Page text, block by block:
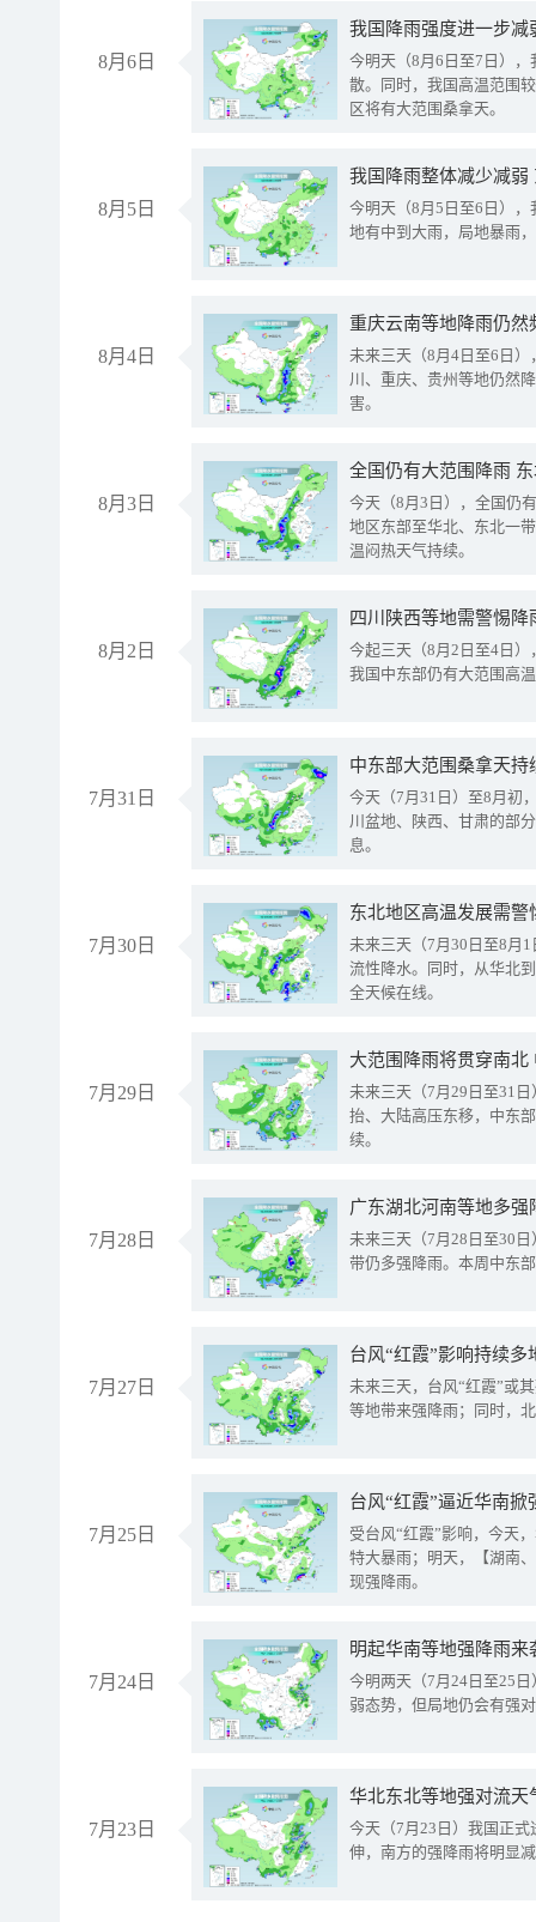
8月6日
今明天（8月6日至7日）
散。同时，我国高温范围
区将有大范围桑拿天。
8月5日
我国降雨整体减少减弱
今明天（8月5日至6日）
地有中到大雨，局地暴雨
8月4日
重庆云南等地降雨仍然
未来三天（8月4日至6日
川、重庆、贵州等地仍然
害。
8月3日
全国仍有大范围降雨
今天（8月3日），全国仍
地区东部至华北、东北一
温闷热天气持续。
8月2日
今起三天（8月2日至4日
我国中东部仍有大范围高
7月31日
中东部大范围桑拿天
今天（7月31日）至8月初
川盆地、陕西、甘肃的部
息。
7月30日
东北地区高温发展需
未来三天（7月30日至8月
流性降水。同时，从华北
全天候在线。
7月29日
大范围降雨将贯穿南
未来三天（7月29日至31
抬、大陆高压东移，中东
续。
7月28日
广东湖北河南等地多
未来三天（7月28日至30
带仍多强降雨。本周中东
7月27日
台风“红霞”影响持续
未来三天，台风“红霞”或
等地带来强降雨；同时，
7月25日
台风“红霞”逼近华南
受台风“红霞”影响，今天
特大暴雨；明天，【湖南
现强降雨。
7月24日
明起华南等地强降雨
今明两天（7月24日至25
弱态势，但局地仍会有强
7月23日
华北东北等地强对流天
今天（7月23日）我国正
伸，南方的强降雨将明显